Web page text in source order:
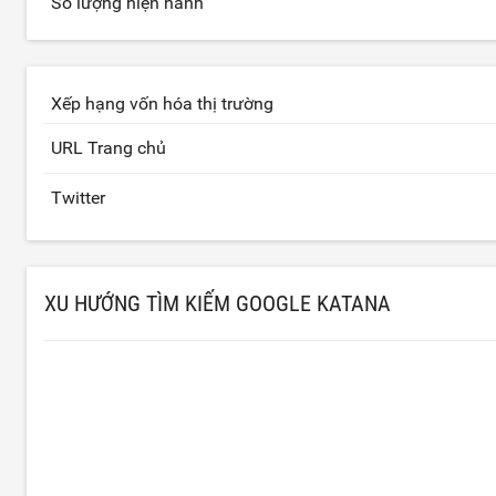
Xếp hạng vốn hóa thị trường
URL Trang chủ
Twitter
XU HƯỚNG TÌM KIẾM GOOGLE KATANA